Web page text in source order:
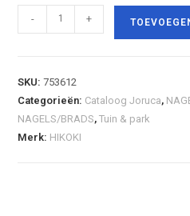
- +
SKU:753612
Categorieën: Cataloog Joruca,
NAGELS/BRADS,Tuin & park
Merk: HIKOKI